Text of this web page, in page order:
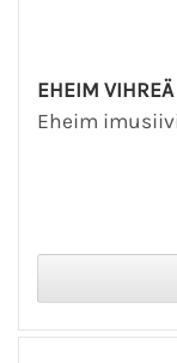
EHEIM
Eheim